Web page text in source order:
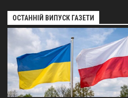
ОСТАННІЙ ВИПУСК ГАЗЕТИ